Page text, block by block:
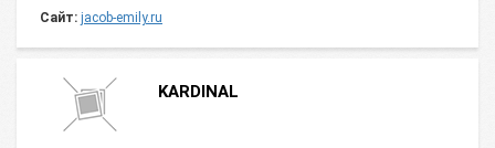
Сайт: jacob-emily.ru
KARDINAL